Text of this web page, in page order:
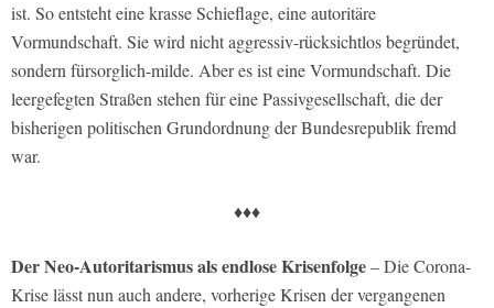
ist. So entsteht eine krasse Schieflage, eine autoritäre
Vormundschaft. Sie wird nicht aggressiv-rücksichtlos begründet,
sondern fürsorglich-milde. Aber es ist eine Vormundschaft. Die
leergefegten Straßen stehen für eine Passivgesellschaft, die der
bisherigen politischen Grundordnung der Bundesrepublik fremd
war.
♦♦♦
Der Neo-Autoritarismus als endlose Krisenfolge– Die Corona-
Krise lässt nun auch andere, vorherige Krisen der vergangenen